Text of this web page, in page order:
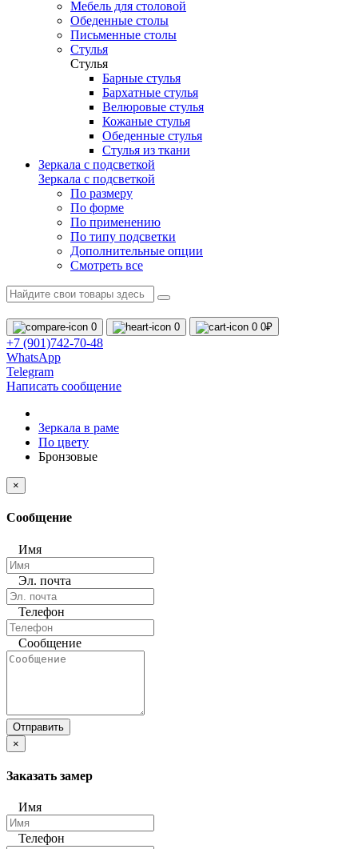
Мебель для столовой
Обеденные столы
Письменные столы
Стулья
Стулья
Барные стулья
Бархатные стулья
Велюровые стулья
Кожаные стулья
Обеденные стулья
Стулья из ткани
Зеркала с подсветкой
Зеркала с подсветкой
По размеру
По форме
По применению
По типу подсветки
Дополнительные опции
Смотреть все
0 0 0 0₽
+7 (901)742-70-48
WhatsApp
Telegram
Написать сообщение
Зеркала в раме
По цвету
Бронзовые
×
Сообщение
Имя
Эл. почта
Телефон
Сообщение
Отправить
×
Заказать замер
Имя
Телефон